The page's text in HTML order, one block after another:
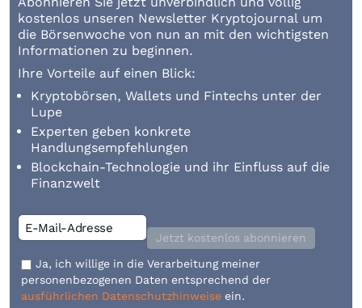
kostenlos unseren Newsletter Kryptojournal um
die Börsenwoche von nun an mit den wichtigsten
Informationen zu beginnen.
Ihre Vorteile auf einen Blick:
Kryptobörsen, Wallets und Fintechs unter der
Lupe
Experten geben konkrete
Handlungsempfehlungen
Blockchain-Technologie und ihr Einfluss auf die
Finanzwelt
Jetzt kostenlos abonnieren
Ja, ich willige in die Verarbeitung meiner
personenbezogenen Daten entsprechend der
ausführlichen Datenschutzhinweise ein.